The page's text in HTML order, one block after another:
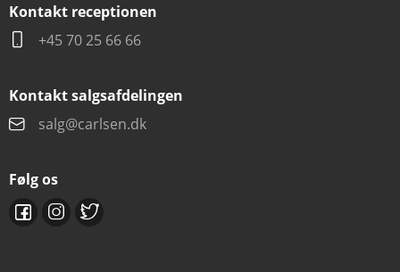
Kontakt receptionen
+45 70 25 66 66
Kontakt salgsafdelingen
salg@carlsen.dk
Følg os